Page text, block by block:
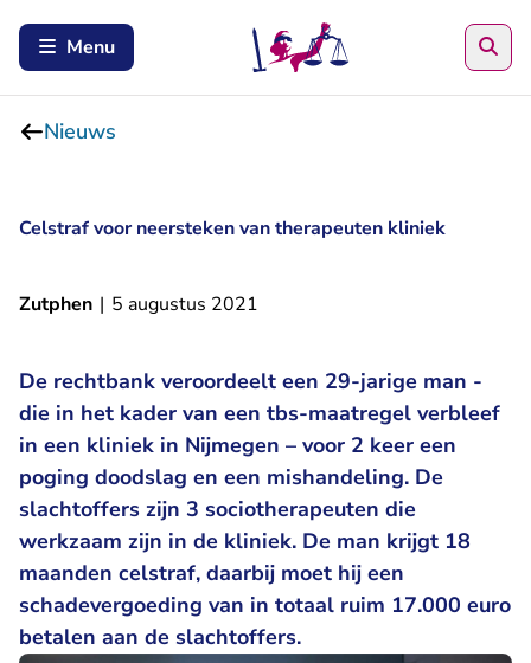
Menu
Nieuws
Celstraf voor neersteken van therapeuten kliniek
Zutphen | 5 augustus 2021
De rechtbank veroordeelt een 29-jarige man -
die in het kader van een tbs-maatregel verbleef
in een kliniek in Nijmegen – voor 2 keer een
poging doodslag en een mishandeling. De
slachtoffers zijn 3 sociotherapeuten die
werkzaam zijn in de kliniek. De man krijgt 18
maanden celstraf, daarbij moet hij een
schadevergoeding van in totaal ruim 17.000 euro
betalen aan de slachtoffers.